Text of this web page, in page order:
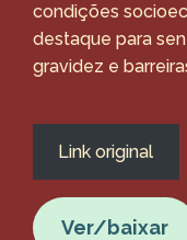
condições
destaque para
gravidez e
Link original
Ver/baixar